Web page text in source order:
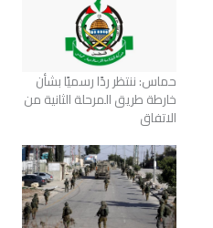
حماس: ننتظر ردًا رسميًا بشأن
خارطة طريق المرحلة الثانية من
الاتفاق